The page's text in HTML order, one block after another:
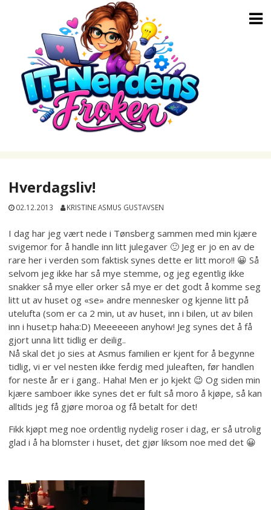
Hverdagsliv!
02.12.2013 KRISTINE ASMUS GUSTAVSEN
I dag har jeg vært nede i Tønsberg sammen med min kjære
svigemor for å handle inn litt julegaver 🙂 Jeg er jo en av de
rare her i verden som faktisk synes dette er litt moro!! 😀 Så
selvom jeg ikke har så mye stemme, og jeg egentlig ikke
snakker så mye eller orker så mye er det godt å komme seg
litt ut av huset og «se» andre mennesker og kjenne litt på
utelufta (som er ca 2 min, ut av huset, inn i bilen, ut av bilen
inn i huset:p haha:D) Meeeeeen anyhow! Jeg synes det å få
gjort unna litt tidlig er deilig..
Nå skal det jo sies at Asmus familien er kjent for å begynne
tidlig, vi er vel nesten ikke ferdig med juleaften, før handlen
for neste år er i gang.. Haha! Men er jo kjekt 😉 Og siden min
kjære samboer ikke synes det er fult så moro å kjøpe, så kan
alltids jeg få gjøre moroa og få betalt for det!
Fikk kjøpt meg noe ordentlig nydelig roser i dag, er så utrolig
glad i å ha blomster i huset, det gjør liksom noe med det 😀